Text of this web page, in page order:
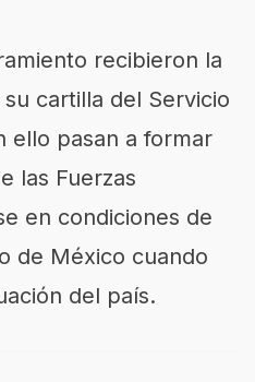
recibieron la
cartilla del Servicio
ello pasan a formar
las Fuerzas
en condiciones de
de México cuando
del país.